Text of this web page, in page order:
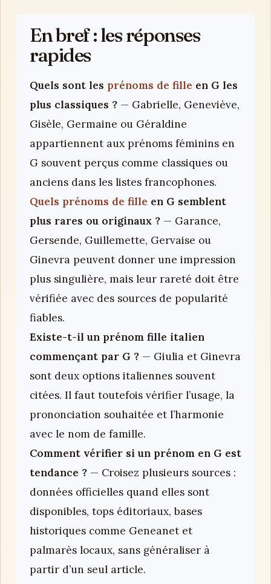
En bref : les réponses
rapides
Quels sont les prénoms de fille en G les
plus classiques ? — Gabrielle, Geneviève,
Gisèle, Germaine ou Géraldine
appartiennent aux prénoms féminins en
G souvent perçus comme classiques ou
anciens dans les listes francophones.
Quels prénoms de fille en G semblent
plus rares ou originaux ? — Garance,
Gersende, Guillemette, Gervaise ou
Ginevra peuvent donner une impression
plus singulière, mais leur rareté doit être
vérifiée avec des sources de popularité
fiables.
Existe-t-il un prénom fille italien
commençant par G ? — Giulia et Ginevra
sont deux options italiennes souvent
citées. Il faut toutefois vérifier l’usage, la
prononciation souhaitée et l’harmonie
avec le nom de famille.
Comment vérifier si un prénom en G est
tendance ? — Croisez plusieurs sources :
données officielles quand elles sont
disponibles, tops éditoriaux, bases
historiques comme Geneanet et
palmarès locaux, sans généraliser à
partir d’un seul article.